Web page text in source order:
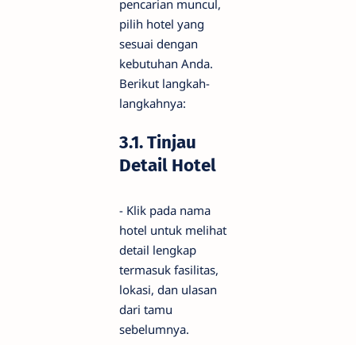
pencarian muncul,
pilih hotel yang
sesuai dengan
kebutuhan Anda.
Berikut langkah-
langkahnya:
3.1. Tinjau
Detail Hotel
- Klik pada nama
hotel untuk melihat
detail lengkap
termasuk fasilitas,
lokasi, dan ulasan
dari tamu
sebelumnya.